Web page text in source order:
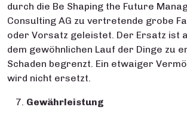
durch die Be Shaping the Future
Consulting AG zu vertretende grobe
oder Vorsatz geleistet. Der Ersatz ist
dem gewöhnlichen Lauf der Dinge zu
Schaden begrenzt. Ein etwaiger
wird nicht ersetzt.
Gewährleistung